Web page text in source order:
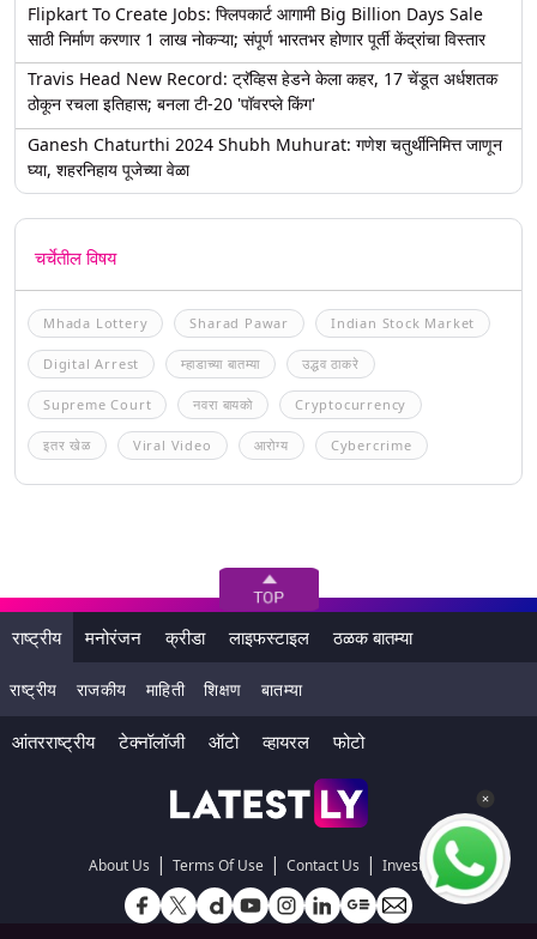
Flipkart To Create Jobs: फ्लिपकार्ट आगामी Big Billion Days Sale
साठी निर्माण करणार 1 लाख नोकऱ्या; संपूर्ण भारतभर होणार पूर्ती केंद्रांचा विस्तार
Travis Head New Record: ट्रॅव्हिस हेडने केला कहर, 17 चेंडूत अर्धशतक
ठोकून रचला इतिहास; बनला टी-20 'पॉवरप्ले किंग'
Ganesh Chaturthi 2024 Shubh Muhurat: गणेश चतुर्थीनिमित्त जाणून
घ्या, शहरनिहाय पूजेच्या वेळा
चर्चेतील विषय
Mhada Lottery Sharad Pawar Indian Stock Market
Digital Arrest म्हाडाच्या बातम्या उद्धव ठाकरे
Supreme Court नवरा बायको Cryptocurrency
इतर खेळ Viral Video आरोग्य Cybercrime
राष्ट्रीय मनोरंजन क्रीडा लाइफस्टाइल ठळक बातम्या
राष्ट्रीय राजकीय माहिती शिक्षण बातम्या
आंतरराष्ट्रीय टेक्नॉलॉजी ऑटो व्हायरल फोटो
About Us | Terms Of Use | Contact Us | Investors